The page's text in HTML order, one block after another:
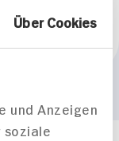
Über Cookies
und Anzeigen
soziale